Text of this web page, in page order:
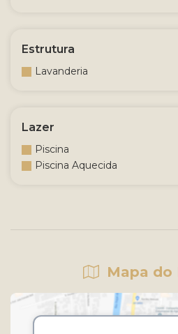
Estrutura
Lavanderia
Lazer
Piscina
Piscina Aquecida
Mapa do